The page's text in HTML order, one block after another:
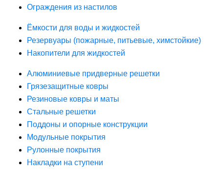
Ограждения из настилов
Ёмкости для воды и жидкостей
Резервуары (пожарные, питьевые, химстойкие)
Накопители для жидкостей
Алюминиевые придверные решетки
Грязезащитные ковры
Резиновые ковры и маты
Стальные решетки
Поддоны и опорные конструкции
Модульные покрытия
Рулонные покрытия
Накладки на ступени